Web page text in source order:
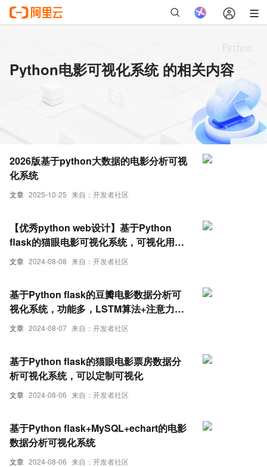
Python电影可视化系统 的相关内容
文章 2025-10-25 来自：开发者社区
2026版基于python大数据的电影分析可视
化系统
文章 2024-08-08 来自：开发者社区
【优秀python web设计】基于Python
flask的猫眼电影可视化系统，可视化用
echart，前端Layui，数据库用MySQL，
文章 2024-08-07 来自：开发者社区
基于Python flask的豆瓣电影数据分析可
视化系统，功能多，LSTM算法+注意力机
制实现情感分析，准确率高达85%
文章 2024-08-06 来自：开发者社区
基于Python flask的猫眼电影票房数据分
析可视化系统，可以定制可视化
文章 2024-08-06 来自：开发者社区
基于Python flask+MySQL+echart的电影
数据分析可视化系统